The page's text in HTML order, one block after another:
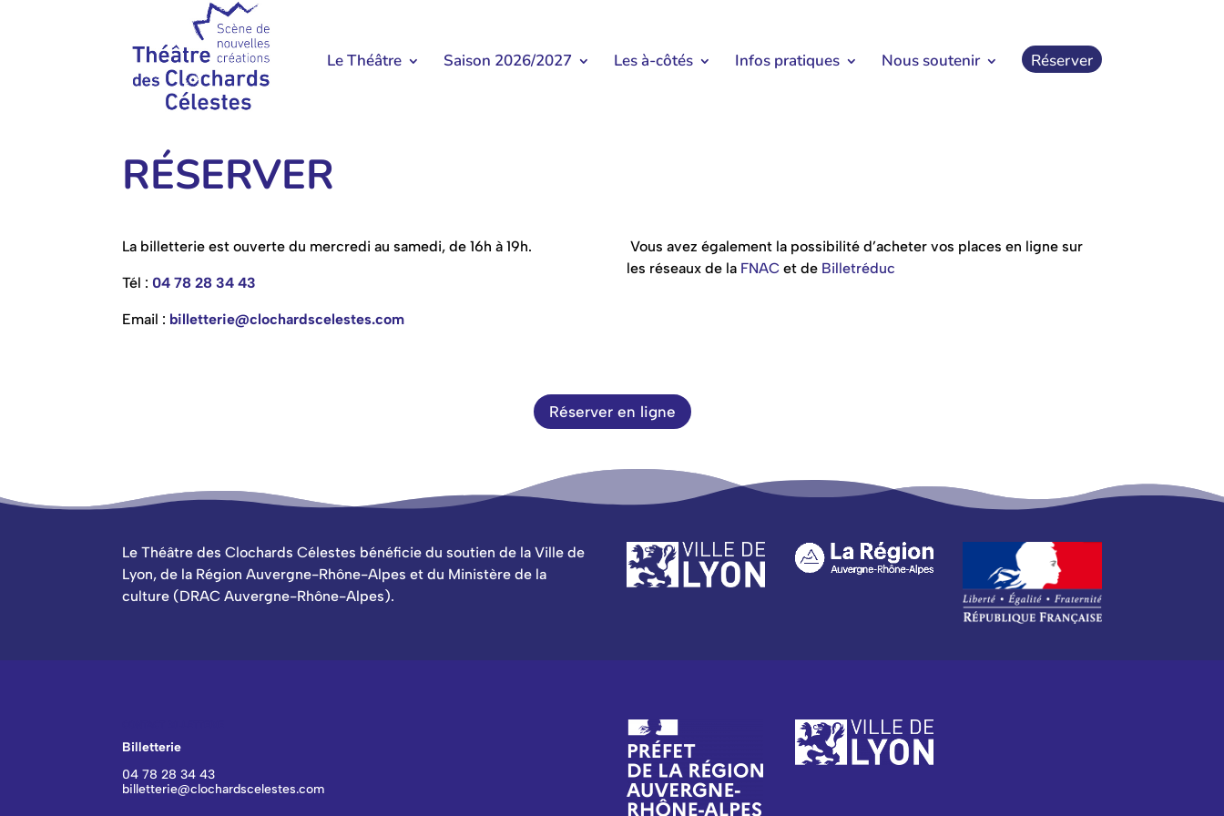
Le Théâtre Saison 2026/2027 Les à-côtés Infos pratiques Nous soutenir Réserver
RÉSERVER
La billetterie est ouverte du mercredi au samedi, de 16h à 19h.
Tél : 04 78 28 34 43
Email : billetterie@clochardscelestes.com
Vous avez également la possibilité d’acheter vos places en ligne sur
les réseaux de la FNAC et de Billetréduc
Réserver en ligne
Le Théâtre des Clochards Célestes bénéficie du soutien de la Ville de
Lyon, de la Région Auvergne-Rhône-Alpes et du Ministère de la
culture (DRAC Auvergne-Rhône-Alpes).
Billetterie
04 78 28 34 43
billetterie@clochardscelestes.com